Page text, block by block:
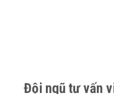
Đội ngũ tư vấn